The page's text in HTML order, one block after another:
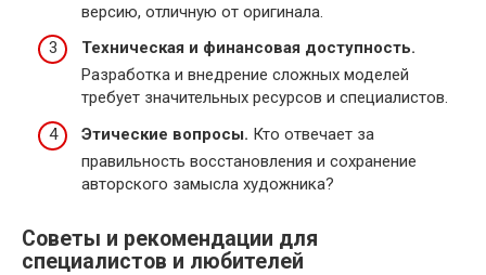
версию, отличную от оригинала.
Техническая и финансовая доступность.
Разработка и внедрение сложных моделей
требует значительных ресурсов и специалистов.
Этические вопросы. Кто отвечает за
правильность восстановления и сохранение
авторского замысла художника?
Советы и рекомендации для
специалистов и любителей